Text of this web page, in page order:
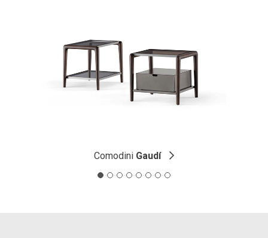
Comodini Gaudí